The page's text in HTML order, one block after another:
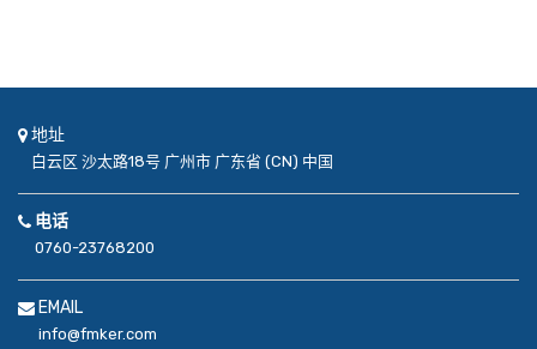
地址
白云区 沙太路18号 广州市 广东省 (CN) 中国
电话
0760-23768200
EMAIL
info@fmker.com